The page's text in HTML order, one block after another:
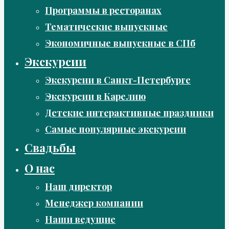
Программы в ресторанах
Тематические выпускные
Экономичные выпускные в СПб
Экскурсии
Экскурсии в Санкт-Петербурге
Экскурсии в Карелию
Детские интерактивные праздники
Самые популярные экскурсии
Свадьбы
О нас
Наш директор
Менеджер компании
Наши ведущие